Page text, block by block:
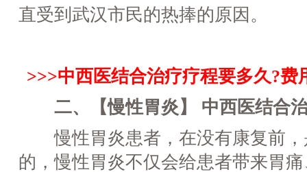
直受到武汉市民的热捧的原因。
>>>中西医结合治疗疗程要多久?费
二、【慢性胃炎】 中西医结合
慢性胃炎患者，在没有康复前，
的，慢性胃炎不仅会给患者带来胃